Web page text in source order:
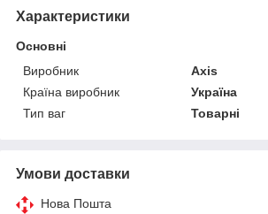
Характеристики
Основні
Виробник
Axis
Країна виробник
Україна
Тип ваг
Товарні
Умови доставки
Нова Пошта